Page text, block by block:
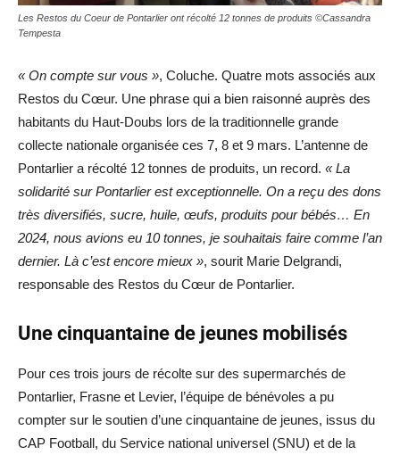
Les Restos du Coeur de Pontarlier ont récolté 12 tonnes de produits ©Cassandra
Tempesta
« On compte sur vous », Coluche. Quatre mots associés aux
Restos du Cœur. Une phrase qui a bien raisonné auprès des
habitants du Haut-Doubs lors de la traditionnelle grande
collecte nationale organisée ces 7, 8 et 9 mars. L’antenne de
Pontarlier a récolté 12 tonnes de produits, un record. « La
solidarité sur Pontarlier est exceptionnelle. On a reçu des dons
très diversifiés, sucre, huile, œufs, produits pour bébés… En
2024, nous avions eu 10 tonnes, je souhaitais faire comme l’an
dernier. Là c’est encore mieux », sourit Marie Delgrandi,
responsable des Restos du Cœur de Pontarlier.
Une cinquantaine de jeunes mobilisés
Pour ces trois jours de récolte sur des supermarchés de
Pontarlier, Frasne et Levier, l’équipe de bénévoles a pu
compter sur le soutien d’une cinquantaine de jeunes, issus du
CAP Football, du Service national universel (SNU) et de la